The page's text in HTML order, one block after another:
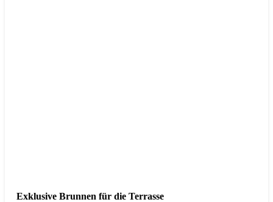
Exklusive Brunnen für die Terrasse